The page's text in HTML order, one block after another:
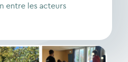
entre les acteurs